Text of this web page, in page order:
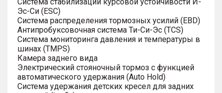
Эс-Си (ESC)
Система распределения тормозных усилий (EBD)
Антипробуксовочная система Ти-Си-Эс (TCS)
Система мониторинга давления и температуры в
шинах (TMPS)
Камера заднего вида
Электрический стояночный тормоз с функцией
автоматического удержания (Auto Hold)
Система удержания детских кресел для задних